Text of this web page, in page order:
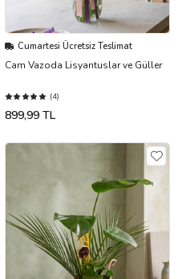
Cumartesi Ücretsiz Teslimat
Cam Vazoda Lisyantuslar ve Güller
(4)
899,99 TL